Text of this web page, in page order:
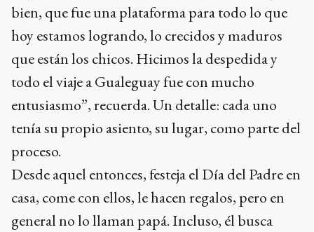
bien, que fue una plataforma para todo lo que
hoy estamos logrando, lo crecidos y maduros
que están los chicos. Hicimos la despedida y
todo el viaje a Gualeguay fue con mucho
entusiasmo”, recuerda. Un detalle: cada uno
tenía su propio asiento, su lugar, como parte del
proceso.
Desde aquel entonces, festeja el Día del Padre en
casa, come con ellos, le hacen regalos, pero en
general no lo llaman papá. Incluso, él busca